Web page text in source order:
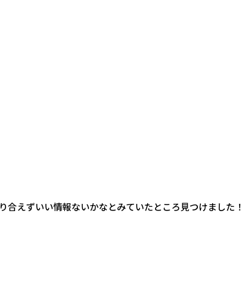
合えずいい情報ないかなとみていたところ見つけました！